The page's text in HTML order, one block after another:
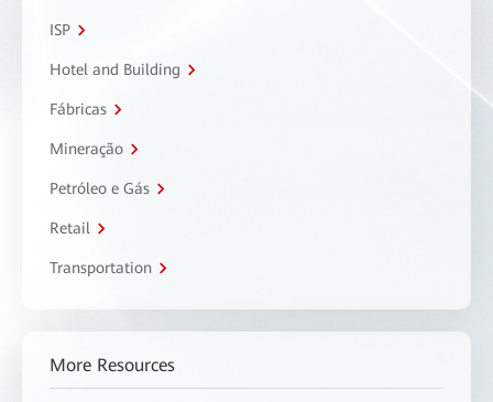
ISP
Hotel and Building
Fábricas
Mineração
Petróleo e Gás
Retail
Transportation
More Resources